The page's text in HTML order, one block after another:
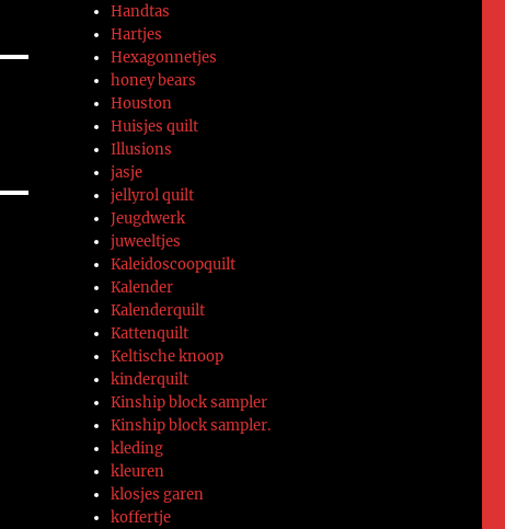
Handtas
Hartjes
Hexagonnetjes
honey bears
Houston
Huisjes quilt
Illusions
jasje
jellyrol quilt
Jeugdwerk
juweeltjes
Kaleidoscoopquilt
Kalender
Kalenderquilt
Kattenquilt
Keltische knoop
kinderquilt
Kinship block sampler
Kinship block sampler.
kleding
kleuren
klosjes garen
koffertje